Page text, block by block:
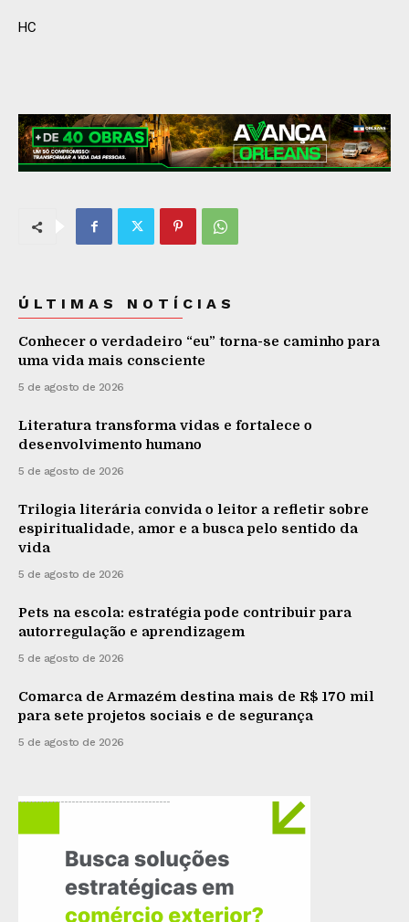
HC
ÚLTIMAS NOTÍCIAS
Conhecer o verdadeiro “eu” torna-se caminho para
uma vida mais consciente
5 de agosto de 2026
Literatura transforma vidas e fortalece o
desenvolvimento humano
5 de agosto de 2026
Trilogia literária convida o leitor a refletir sobre
espiritualidade, amor e a busca pelo sentido da
vida
5 de agosto de 2026
Pets na escola: estratégia pode contribuir para
autorregulação e aprendizagem
5 de agosto de 2026
Comarca de Armazém destina mais de R$ 170 mil
para sete projetos sociais e de segurança
5 de agosto de 2026